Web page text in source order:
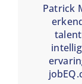
Patrick